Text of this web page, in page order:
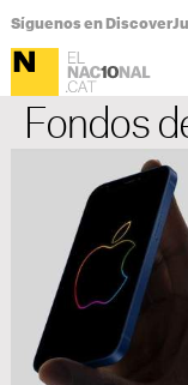
Síguenos en Discover
Fondos